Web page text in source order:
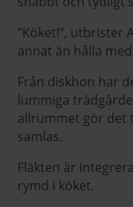
”Köket!”, utbrister
annat än hålla
Från diskhon har
lummiga
allrummet gör det
samlas.
Fläkten är
rymd i köket.